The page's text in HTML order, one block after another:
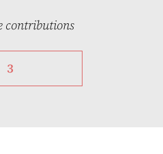
contributions
3